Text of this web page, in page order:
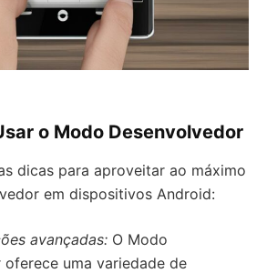
o Modo Desenvolvedor
dicas para aproveitar ao máximo
em dispositivos Android:
avançadas: O Modo
oferece uma variedade de